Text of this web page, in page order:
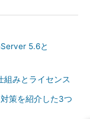
5.6と
みとライセンス
策を紹介した3つ